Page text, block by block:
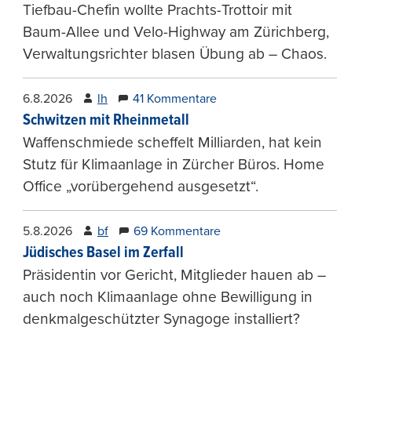
Tiefbau-Chefin wollte Prachts-Trottoir mit
Baum-Allee und Velo-Highway am Zürichberg,
Verwaltungsrichter blasen Übung ab – Chaos.
6.8.2026 lh 41 Kommentare
Schwitzen mit Rheinmetall
Waffenschmiede scheffelt Milliarden, hat kein
Stutz für Klimaanlage in Zürcher Büros. Home
Office „vorübergehend ausgesetzt“.
5.8.2026 bf 69 Kommentare
Jüdisches Basel im Zerfall
Präsidentin vor Gericht, Mitglieder hauen ab –
auch noch Klimaanlage ohne Bewilligung in
denkmalgeschützter Synagoge installiert?